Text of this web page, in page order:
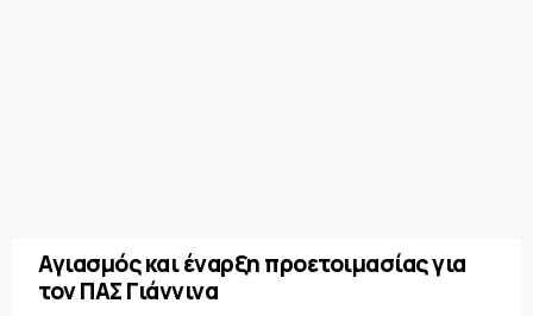
Αγιασμός και έναρξη προετοιμασίας για
τον ΠΑΣ Γιάννινα